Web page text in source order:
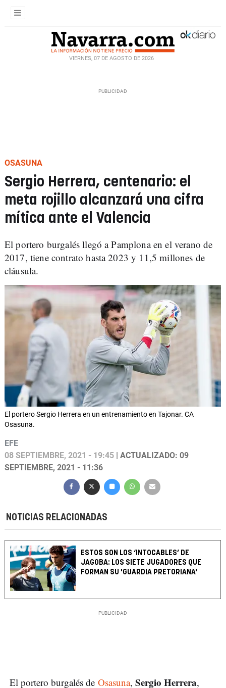
VIERNES, 07 DE AGOSTO DE 2026
OSASUNA
Sergio Herrera, centenario: el
meta rojillo alcanzará una cifra
mítica ante el Valencia
El portero burgalés llegó a Pamplona en el verano de
2017, tiene contrato hasta 2023 y 11,5 millones de
cláusula.
El portero Sergio Herrera en un entrenamiento en Tajonar. CA
Osasuna.
EFE
08 SEPTIEMBRE, 2021 - 19:45 | ACTUALIZADO: 09
SEPTIEMBRE, 2021 - 11:36
NOTICIAS RELACIONADAS
ESTOS SON LOS ‘INTOCABLES’ DE
JAGOBA: LOS SIETE JUGADORES QUE
FORMAN SU 'GUARDIA PRETORIANA'
El portero burgalés de Osasuna, Sergio Herrera,